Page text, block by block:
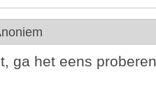
ga het eens